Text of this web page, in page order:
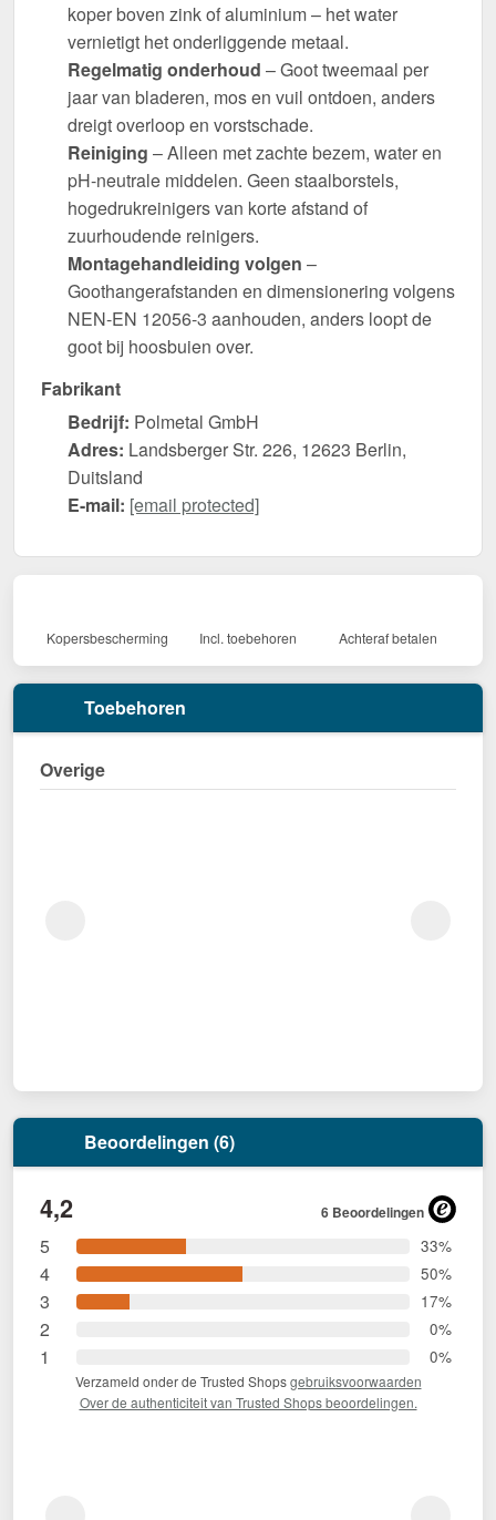
koper boven zink of aluminium – het water
vernietigt het onderliggende metaal.
Regelmatig onderhoud – Goot tweemaal per
jaar van bladeren, mos en vuil ontdoen, anders
dreigt overloop en vorstschade.
Reiniging – Alleen met zachte bezem, water en
pH-neutrale middelen. Geen staalborstels,
hogedrukreinigers van korte afstand of
zuurhoudende reinigers.
Montagehandleiding volgen –
Goothangerafstanden en dimensionering volgens
NEN-EN 12056-3 aanhouden, anders loopt de
goot bij hoosbuien over.
Fabrikant
Bedrijf: Polmetal GmbH
Adres: Landsberger Str. 226, 12623 Berlin,
Duitsland
E-mail: [email protected]
Kopersbescherming Incl. toebehoren Achteraf betalen
Toebehoren
Overige
Beoordelingen (6)
4,2 6 Beoordelingen
5 33%
4 50%
3 17%
2 0%
1 0%
Verzameld onder de Trusted Shopsgebruiksvoorwaarden
Over de authenticiteit van Trusted Shops beoordelingen.